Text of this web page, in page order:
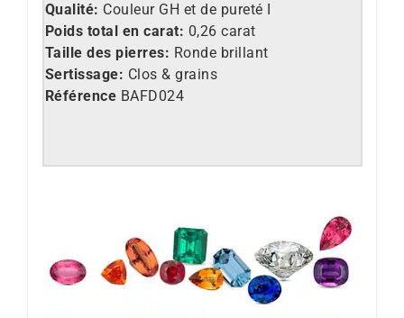
Qualité: Couleur GH et de pureté I
Poids total en carat: 0,26 carat
Taille des pierres: Ronde brillant
Sertissage: Clos & grains
Référence BAFD024